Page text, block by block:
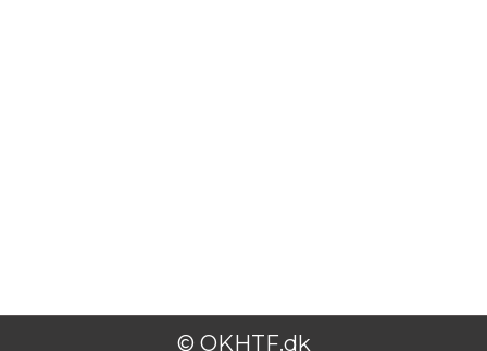
© OKHTF.dk